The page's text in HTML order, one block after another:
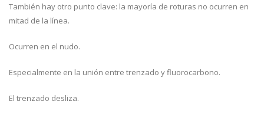
También hay otro punto clave: la mayoría de roturas no ocurren en
mitad de la línea.
Ocurren en el nudo.
Especialmente en la unión entre trenzado y fluorocarbono.
El trenzado desliza.